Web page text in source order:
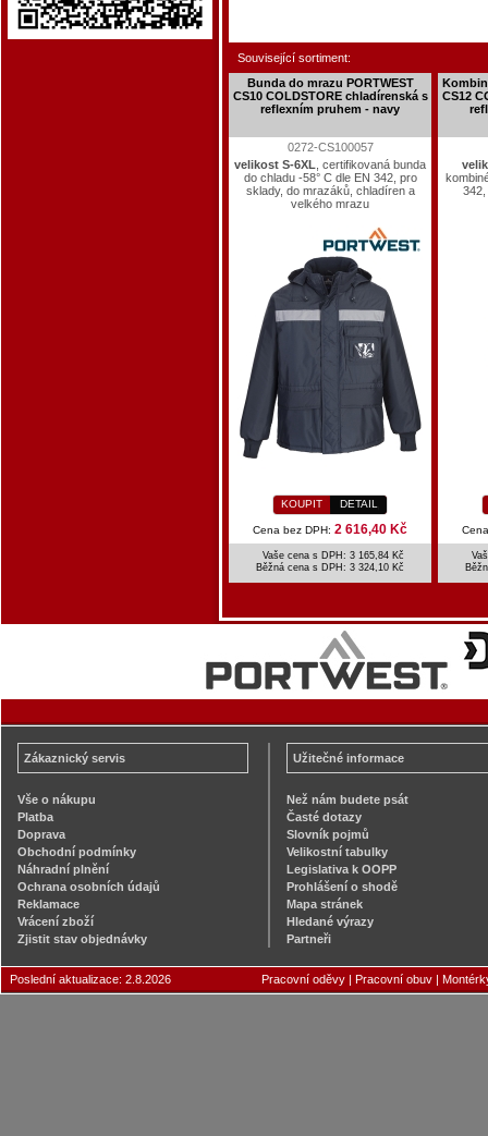
Související sortiment:
Bunda do mrazu PORTWEST
CS10 COLDSTORE chladírenská s
reflexním pruhem - navy
0272-CS100057
velikost S-6XL , certifikovaná bunda
do chladu -58° C dle EN 342, pro
sklady, do mrazáků, chladíren a
velkého mrazu
KOUPIT DETAIL
Cena bez DPH: 2 616,40 Kč
Vaše cena s DPH: 3 165,84 Kč
Běžná cena s DPH: 3 324,10 Kč
CS12
Zákaznický servis
Vše o nákupu
Platba
Doprava
Obchodní podmínky
Náhradní plnění
Ochrana osobních údajů
Reklamace
Vrácení zboží
Zjistit stav objednávky
Užitečné informace
Než nám budete psát
Časté dotazy
Slovník pojmů
Velikostní tabulky
Legislativa k OOPP
Prohlášení o shodě
Mapa stránek
Hledané výrazy
Partneři
Poslední aktualizace: 2.8.2026 Pracovní oděvy Pracovní obuv